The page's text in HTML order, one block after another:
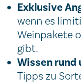
Exklusive
wenn es
Weinpakete
gibt.
Wissen rund
Tipps zu